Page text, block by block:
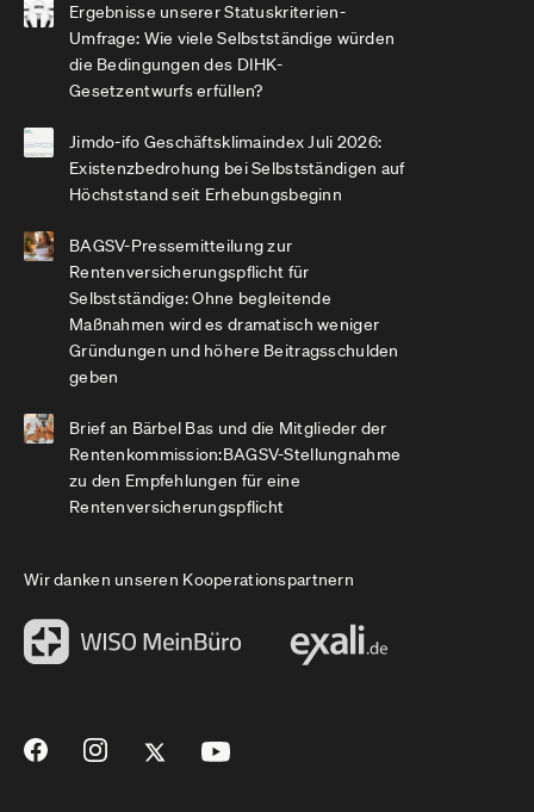
Ergebnisse unserer Statuskriterien-
Umfrage: Wie viele Selbstständige würden
die Bedingungen des DIHK-
Gesetzentwurfs erfüllen?
Jimdo-ifo Geschäftsklimaindex Juli 2026:
Existenzbedrohung bei Selbstständigen auf
Höchststand seit Erhebungsbeginn
BAGSV-Pressemitteilung zur
Rentenversicherungspflicht für
Selbstständige: Ohne begleitende
Maßnahmen wird es dramatisch weniger
Gründungen und höhere Beitragsschulden
geben
Brief an Bärbel Bas und die Mitglieder der
Rentenkommission:BAGSV-Stellungnahme
zu den Empfehlungen für eine
Rentenversicherungspflicht
Wir danken unseren Kooperationspartnern